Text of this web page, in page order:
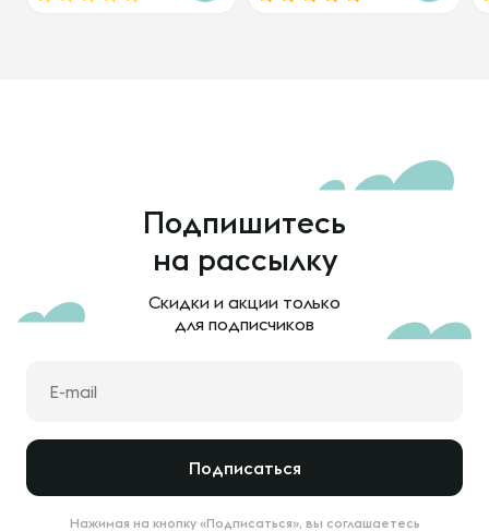
Подпишитесь
на рассылку
Скидки и акции только
для подписчиков
Подписаться
Нажимая на кнопку «Подписаться», вы соглашаетесь